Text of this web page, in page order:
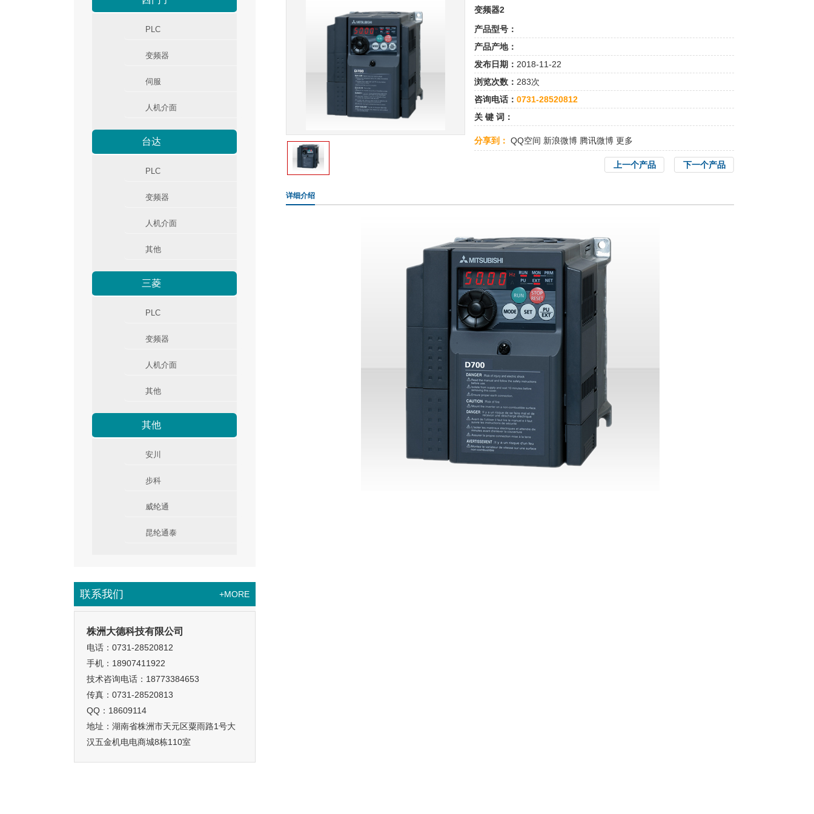
PLC
变频器
伺服
人机介面
台达
PLC
变频器
人机介面
其他
三菱
PLC
变频器
人机介面
其他
其他
安川
步科
威纶通
昆纶通泰
+MORE
联系我们
株洲大德科技有限公司
电话：0731-28520812
手机：18907411922
技术咨询电话：18773384653
传真：0731-28520813
QQ：18609114
地址：湖南省株洲市天元区粟雨路1号大
汉五金机电电商城8栋110室
变频器2
产品型号：
产品产地：
发布日期： 2018-11-22
浏览次数： 283次
咨询电话： 0731-28520812
关 键 词：
分享到： QQ空间 新浪微博 腾讯微博 更多
下一个产品
上一个产品
详细介绍